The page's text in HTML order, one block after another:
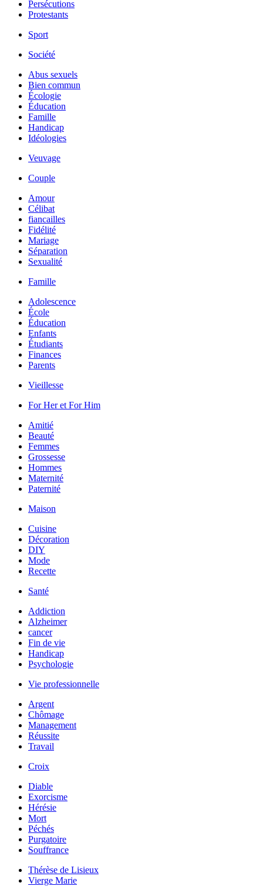
Persécutions
Protestants
Sport
Société
Abus sexuels
Bien commun
Écologie
Éducation
Famille
Handicap
Idéologies
Veuvage
Couple
Amour
Célibat
fiancailles
Fidélité
Mariage
Séparation
Sexualité
Famille
Adolescence
École
Éducation
Enfants
Étudiants
Finances
Parents
Vieillesse
For Her et For Him
Amitié
Beauté
Femmes
Grossesse
Hommes
Maternité
Paternité
Maison
Cuisine
Décoration
DIY
Mode
Recette
Santé
Addiction
Alzheimer
cancer
Fin de vie
Handicap
Psychologie
Vie professionnelle
Argent
Chômage
Management
Réussite
Travail
Croix
Diable
Exorcisme
Hérésie
Mort
Péchés
Purgatoire
Souffrance
Thérèse de Lisieux
Vierge Marie